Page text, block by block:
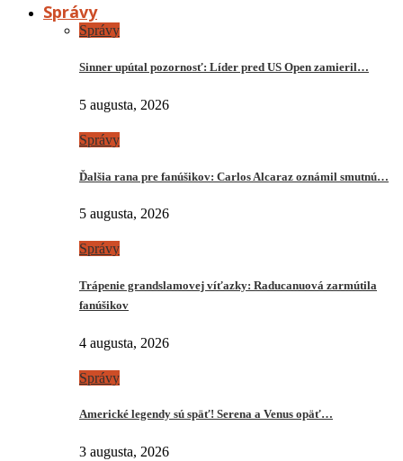
Správy
Správy
Sinner upútal pozornosť: Líder pred US Open zamieril…
5 augusta, 2026
Správy
Ďalšia rana pre fanúšikov: Carlos Alcaraz oznámil smutnú…
5 augusta, 2026
Správy
Trápenie grandslamovej víťazky: Raducanuová zarmútila
fanúšikov
4 augusta, 2026
Správy
Americké legendy sú späť! Serena a Venus opäť…
3 augusta, 2026